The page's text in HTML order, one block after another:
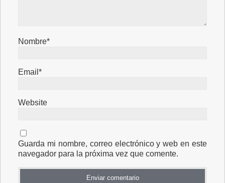
Nombre*
Email*
Website
Guarda mi nombre, correo electrónico y web en este
navegador para la próxima vez que comente.